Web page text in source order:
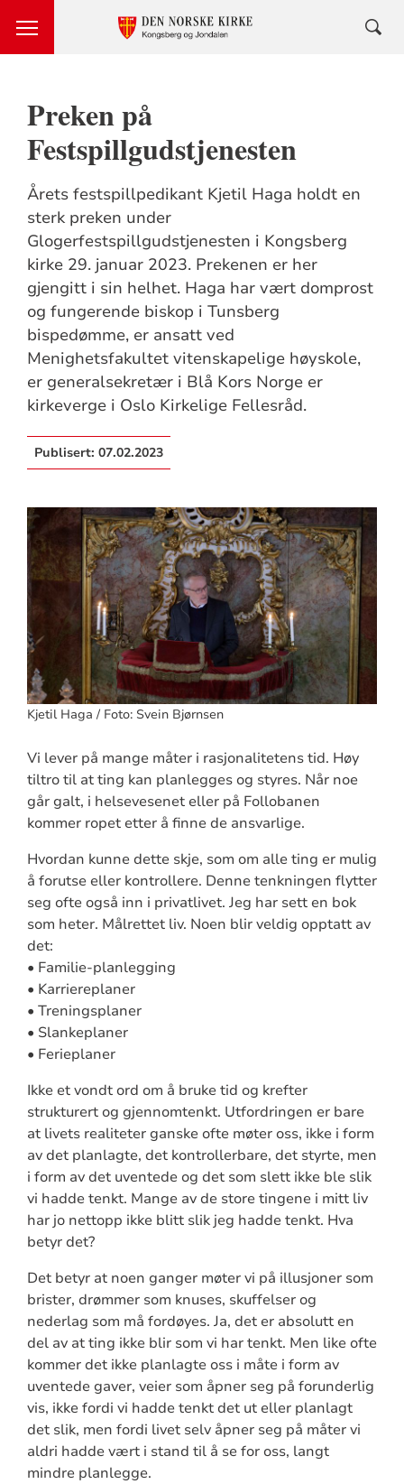
Preken på
Festspillgudstjenesten
Årets festspillpedikant Kjetil Haga holdt en
sterk preken under
Glogerfestspillgudstjenesten i Kongsberg
kirke 29. januar 2023. Prekenen er her
gjengitt i sin helhet. Haga har vært domprost
og fungerende biskop i Tunsberg
bispedømme, er ansatt ved
Menighetsfakultet vitenskapelige høyskole,
er generalsekretær i Blå Kors Norge er
kirkeverge i Oslo Kirkelige Fellesråd.
Publisert: 07.02.2023
Kjetil Haga / Foto: Svein Bjørnsen
Vi lever på mange måter i rasjonalitetens tid. Høy
tiltro til at ting kan planlegges og styres. Når noe
går galt, i helsevesenet eller på Follobanen
kommer ropet etter å finne de ansvarlige.
Hvordan kunne dette skje, som om alle ting er mulig
å forutse eller kontrollere. Denne tenkningen flytter
seg ofte også inn i privatlivet. Jeg har sett en bok
som heter. Målrettet liv. Noen blir veldig opptatt av
det:
• Familie-planlegging
• Karriereplaner
• Treningsplaner
• Slankeplaner
• Ferieplaner
Ikke et vondt ord om å bruke tid og krefter
strukturert og gjennomtenkt. Utfordringen er bare
at livets realiteter ganske ofte møter oss, ikke i form
av det planlagte, det kontrollerbare, det styrte, men
i form av det uventede og det som slett ikke ble slik
vi hadde tenkt. Mange av de store tingene i mitt liv
har jo nettopp ikke blitt slik jeg hadde tenkt. Hva
betyr det?
Det betyr at noen ganger møter vi på illusjoner som
brister, drømmer som knuses, skuffelser og
nederlag som må fordøyes. Ja, det er absolutt en
del av at ting ikke blir som vi har tenkt. Men like ofte
kommer det ikke planlagte oss i måte i form av
uventede gaver, veier som åpner seg på forunderlig
vis, ikke fordi vi hadde tenkt det ut eller planlagt
det slik, men fordi livet selv åpner seg på måter vi
aldri hadde vært i stand til å se for oss, langt
mindre planlegge.